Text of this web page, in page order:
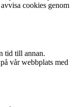
cookies genom
tid till annan.
vår webbplats med